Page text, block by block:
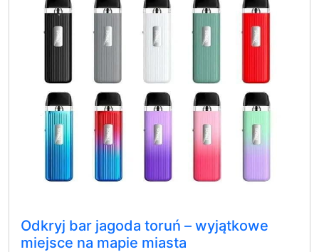
Odkryj bar jagoda toruń – wyjątkowe
miejsce na mapie miasta